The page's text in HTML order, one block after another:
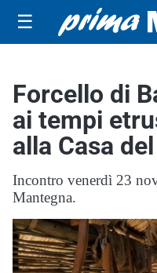
☰
Forcello di
ai tempi
alla Casa
Incontro venerdì 23
Mantegna.